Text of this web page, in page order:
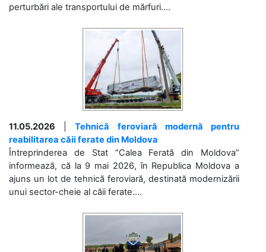
perturbări ale transportului de mărfuri....
11.05.2026 |Tehnică feroviară modernă pentru
reabilitarea căii ferate din Moldova
Întreprinderea de Stat “Calea Ferată din Moldova”
informează, că la 9 mai 2026, în Republica Moldova a
ajuns un lot de tehnică feroviară, destinată modernizării
unui sector-cheie al căii ferate....